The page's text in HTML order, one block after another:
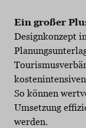
Ein großer
Designkonzept
So können
Umsetzung
werden.